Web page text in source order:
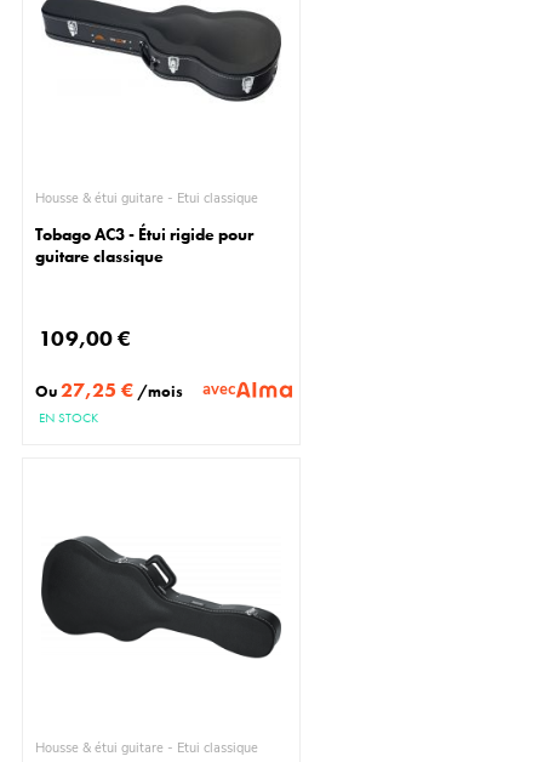
Housse & étui guitare - Étui classique
Tobago AC3 - Étui rigide pour
guitare classique
109,00 €
Ou27,25 € /mois avec
EN STOCK
Housse & étui guitare - Étui classique